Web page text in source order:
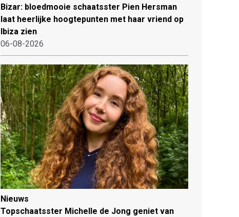
Bizar: bloedmooie schaatsster Pien Hersman
laat heerlijke hoogtepunten met haar vriend op
Ibiza zien
06-08-2026
Nieuws
Topschaatsster Michelle de Jong geniet van